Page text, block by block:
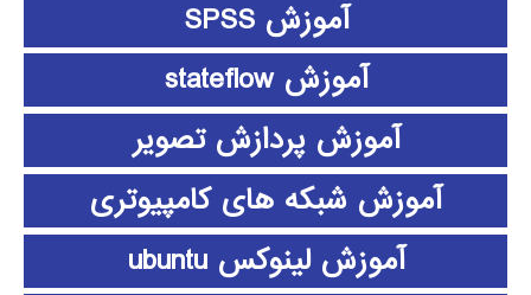
آموزش SPSS
آموزش stateflow
آموزش پردازش تصویر
آموزش شبکه های کامپیوتری
آموزش لینوکس ubuntu